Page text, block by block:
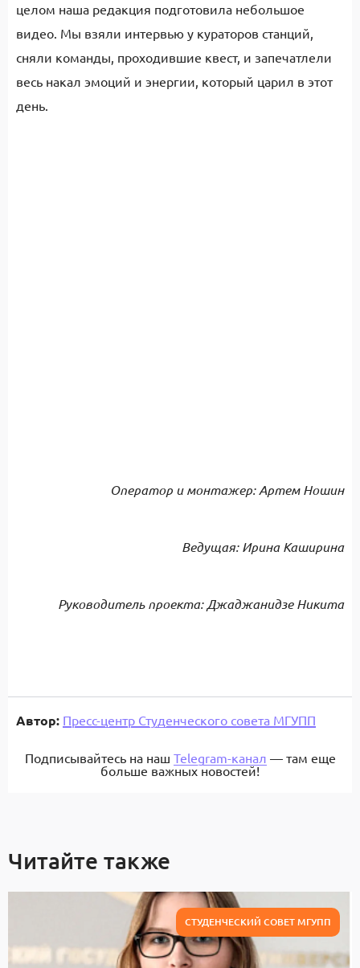
целом наша редакция подготовила небольшое
видео. Мы взяли интервью у кураторов станций,
сняли команды, проходившие квест, и запечатлели
весь накал эмоций и энергии, который царил в этот
день.
Оператор и монтажер: Артем Ношин
Ведущая: Ирина Каширина
Руководитель проекта: Джаджанидзе Никита
Автор: Пресс-центр Студенческого совета МГУПП
Подписывайтесь на наш Telegram-канал — там еще
больше важных новостей!
Читайте также
СТУДЕНЧЕСКИЙ СОВЕТ МГУПП